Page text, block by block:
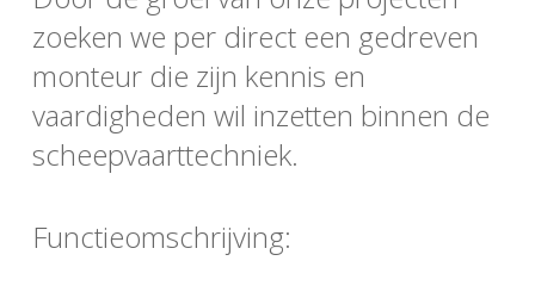
zoeken we per direct een gedreven
monteur die zijn kennis en
vaardigheden wil inzetten binnen de
scheepvaarttechniek.
Functieomschrijving: